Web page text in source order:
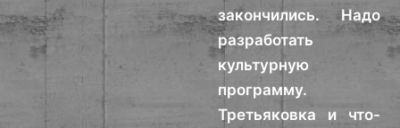
закончились. Надо
разработать
культурную
программу.
Третьяковка и что-